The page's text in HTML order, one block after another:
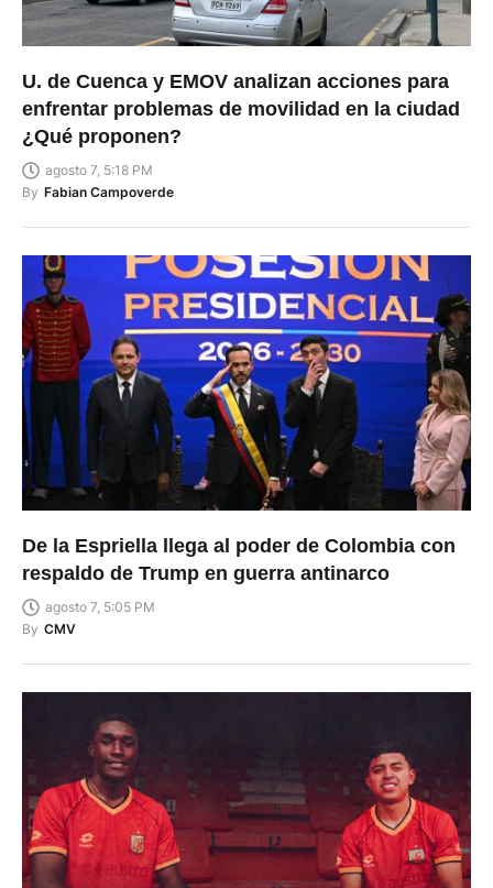
U. de Cuenca y EMOV analizan acciones para
enfrentar problemas de movilidad en la ciudad
¿Qué proponen?
agosto 7, 5:18 PM
By Fabian Campoverde
De la Espriella llega al poder de Colombia con
respaldo de Trump en guerra antinarco
agosto 7, 5:05 PM
By CMV